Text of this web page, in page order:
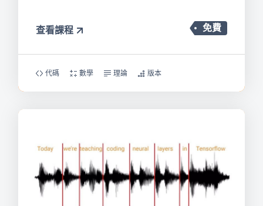
免費
查看課程
代碼 數學 理論 版本